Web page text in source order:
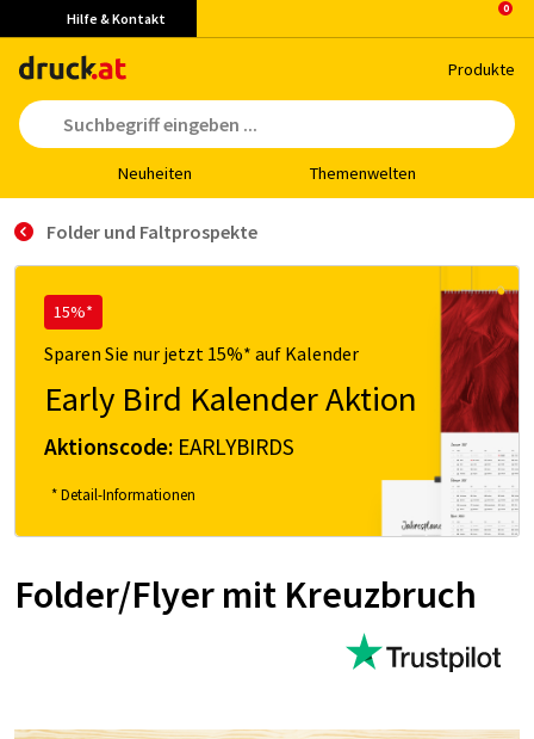
Hilfe & Kontakt
Pro­duk­te
Neu­hei­ten The­men­wel­ten
Folder und Faltprospekte
15%*
Sparen Sie nur jetzt 15%* auf Kalender
Early Bird Kalender Aktion
Aktionscode: EARLYBIRDS
* Detail-Informationen
Folder/Flyer mit Kreuzbruch